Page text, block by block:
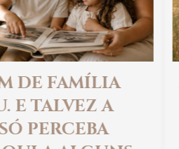
AS FÉRIAS
FILHO VAI